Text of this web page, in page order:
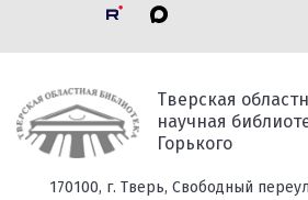
Тверская
научная
Горького
170100, г. Тверь, Свободный